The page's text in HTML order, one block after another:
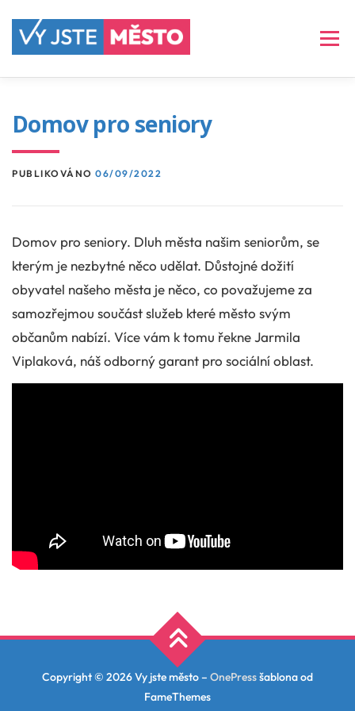
obsah
Menu
ČLÁNKY PROGRAM
Domov pro seniory
PUBLIKOVÁNO 06/09/2022
Domov pro seniory. Dluh města našim seniorům, se
kterým je nezbytné něco udělat. Důstojné dožití
obyvatel našeho města je něco, co považujeme za
samozřejmou součást služeb které město svým
občanům nabízí. Více vám k tomu řekne Jarmila
Viplaková, náš odborný garant pro sociální oblast.
Copyright © 2026 Vy jste město– OnePressšablona od
FameThemes